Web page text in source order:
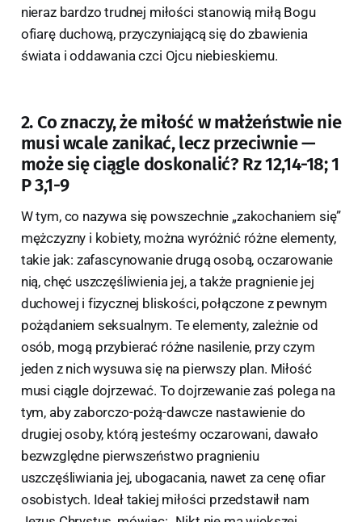
nieraz bardzo trudnej miłości stanowią miłą Bogu
ofiarę duchową, przyczyniającą się do zbawienia
świata i oddawania czci Ojcu niebieskiemu.
2. Co znaczy, że miłość w małżeństwie nie
musi wcale zanikać, lecz przeciwnie —
może się ciągle doskonalić? Rz 12,14-18; 1
P 3,1-9
W tym, co nazywa się powszechnie „zakochaniem się”
mężczyzny i kobiety, można wyróżnić różne elementy,
takie jak: zafascynowanie drugą osobą, oczarowanie
nią, chęć uszczęśliwienia jej, a także pragnienie jej
duchowej i fizycznej bliskości, połączone z pewnym
pożądaniem seksualnym. Te elementy, zależnie od
osób, mogą przybierać różne nasilenie, przy czym
jeden z nich wysuwa się na pierwszy plan. Miłość
musi ciągle dojrzewać. To dojrzewanie zaś polega na
tym, aby zaborczo-pożą-dawcze nastawienie do
drugiej osoby, którą jesteśmy oczarowani, dawało
bezwzględne pierwszeństwo pragnieniu
uszczęśliwiania jej, ubogacania, nawet za cenę ofiar
osobistych. Ideał takiej miłości przedstawił nam